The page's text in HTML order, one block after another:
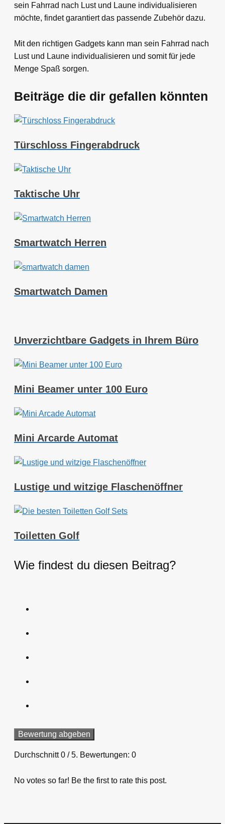
sein Fahrrad nach Lust und Laune individualisieren
möchte, findet garantiert das passende Zubehör dazu.
Mit den richtigen Gadgets kann man sein Fahrrad nach
Lust und Laune individualisieren und somit für jede
Menge Spaß sorgen.
Beiträge die dir gefallen könnten
Türschloss Fingerabdruck
Taktische Uhr
Smartwatch Herren
Smartwatch Damen
Unverzichtbare Gadgets in Ihrem Büro
Mini Beamer unter 100 Euro
Mini Arcarde Automat
Lustige und witzige Flaschenöffner
Toiletten Golf
Wie findest du diesen Beitrag?
Bewertung abgeben
Durchschnitt0 / 5. Bewertungen: 0
No votes so far! Be the first to rate this post.